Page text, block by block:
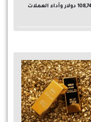
سوق العملات الرقمية اليوم: بيتكوين عند 108,749 دولار وأداء العملات